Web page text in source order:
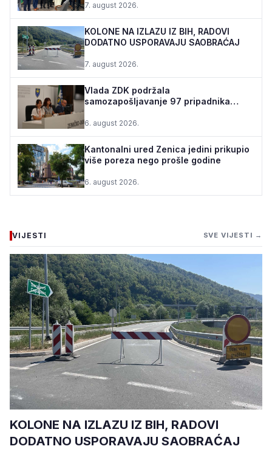
5. august 2026.•161 pregleda
7. august 2026.
KOLONE NA IZLAZU IZ BIH, RADOVI
DODATNO USPORAVAJU SAOBRAĆAJ
7. august 2026.
Vlada ZDK podržala
samozapošljavanje 97 pripadnika
podrž...
6. august 2026.
Kantonalni ured Zenica jedini prikupio
više poreza nego prošle godine
6. august 2026.
VIJESTI SVE VIJESTI →
KOLONE NA IZLAZU IZ BIH, RADOVI
DODATNO USPORAVAJU SAOBRAĆAJ